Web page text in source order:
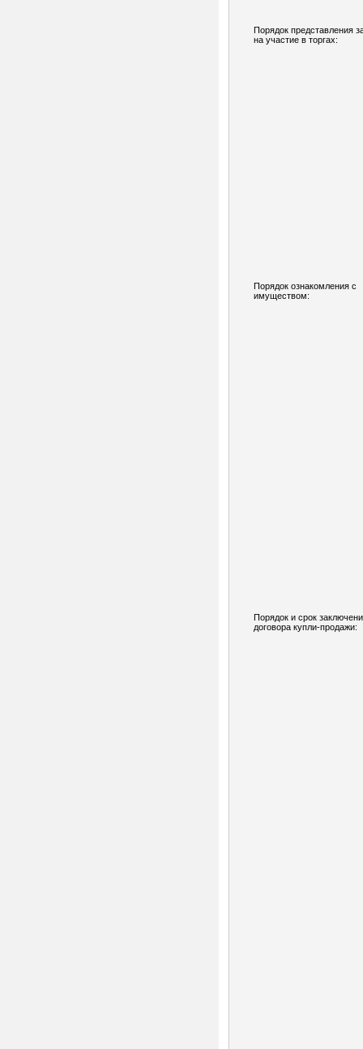
Порядок представления
на участие в торгах:
Порядок ознакомления с
имуществом:
Порядок и срок
договора купли-продажи: